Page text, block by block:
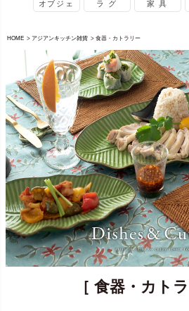
HOME アジアンキッチン雑貨 食器・カトラリー
［ 食器・カト